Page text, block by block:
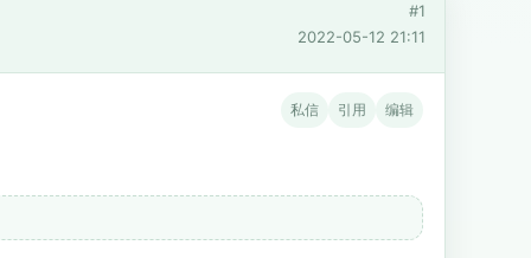
#1
2022-05-12 21:11
私信 引用 编辑